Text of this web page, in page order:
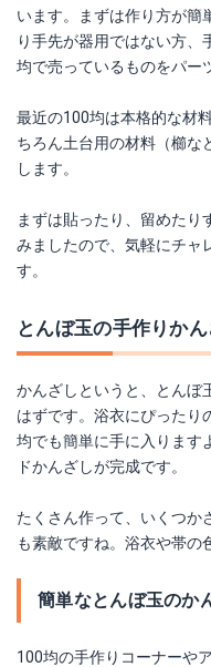
います。まずは作り方が簡
り手先が器用ではない方
均で売っているものをパー
最近の100均は本格的な材
ちろん土台用の材料（櫛な
します。
まずは貼ったり、留めたり
みましたので、気軽にチャ
す。
とんぼ玉の手作りかん
かんざしというと、とんぼ
はずです。浴衣にぴったり
均でも簡単に手に入ります
ドかんざしが完成です。
たくさん作って、いくつか
も素敵ですね。浴衣や帯の
簡単なとんぼ玉のか
100均の手作りコーナーや